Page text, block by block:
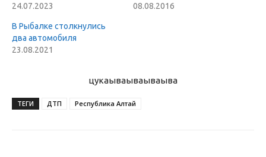
24.07.2023
08.08.2016
В Рыбалке столкнулись
два автомобиля
23.08.2021
цукаываываываыва
ТЕГИ ДТП Республика Алтай